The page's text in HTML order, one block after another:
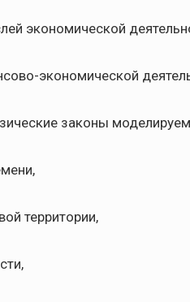
экономической
экономической
законы
территории,